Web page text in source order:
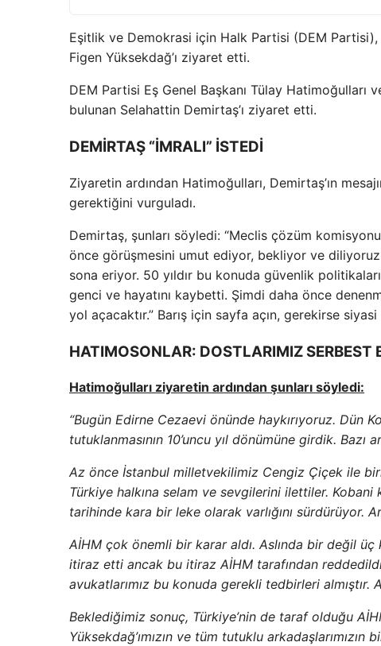
Eşitlik ve Demokrasi için Halk Partisi (DEM
Figen Yüksekdağ’ı ziyaret etti.
DEM Partisi Eş Genel Başkanı Tülay
bulunan Selahattin Demirtaş’ı ziyaret etti.
DEMİRTAŞ “İMRALI” İSTEDİ
Ziyaretin ardından Hatimoğulları, Demirtaş’ın
gerektiğini vurguladı.
Demirtaş, şunları söyledi: “Meclis çözüm
önce görüşmesini umut ediyor, bekliyor ve
sona eriyor. 50 yıldır bu konuda güvenlik
genci ve hayatını kaybetti. Şimdi daha önce
yol açacaktır.” Barış için sayfa açın, gerekirse siyasi
HATIMOSONLAR: DOSTLARIMIZ SERBEST
Hatimoğulları ziyaretin ardından şunları söyledi:
“Bugün Edirne Cezaevi önünde haykırıyoruz. Dün
tutuklanmasının 10’uncu yıl dönümüne girdik.
Az önce İstanbul milletvekilimiz Cengiz Çiçek ile
Türkiye halkına selam ve sevgilerini ilettiler.
tarihinde kara bir leke olarak varlığını sürdürüyor.
AİHM çok önemli bir karar aldı. Aslında bir değil
itiraz etti ancak bu itiraz AİHM tarafından
avukatlarımız bu konuda gerekli tedbirleri almıştır.
Beklediğimiz sonuç, Türkiye’nin de taraf olduğu
Yüksekdağ’ımızın ve tüm tutuklu